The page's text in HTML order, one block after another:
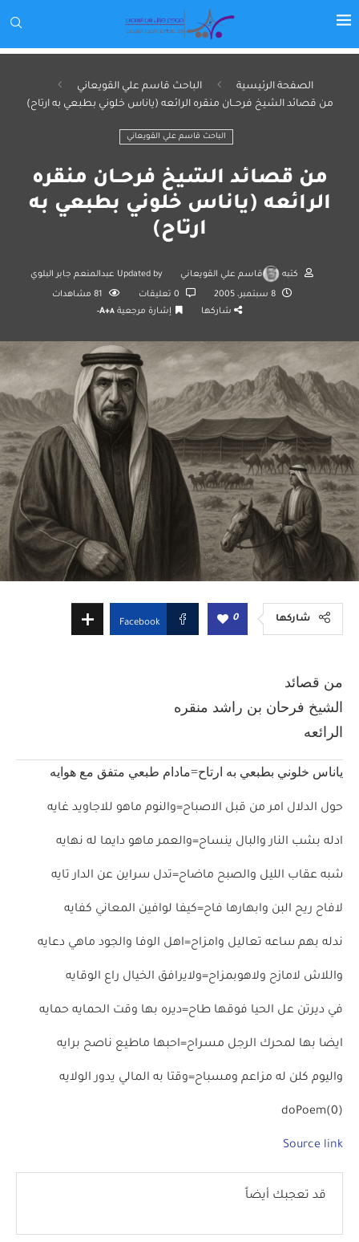
الصفحة الرئيسية
الباحث قاسم علي القويعاني
من قصائد الشيخ فرحــان منقره الرائعه (ياناس خلوني بطبعي به ارتاح)
الباحث قاسم علي القويعاني
من قصائد الشيخ فرحــان منقره
الرائعه (ياناس خلوني بطبعي به
ارتاح)
كتبه قاسم علي القويعاني Updated by عبدالمنعم جابر البلوي
8 سبتمبر، 2005 81 مشاهدات
شاركها
إشارة مرجعية A+A-
شاركها 0
Facebook
من قصائد
الشيخ فرحان بن راشد منقره
الرائعه
ياناس خلوني بطبعي به ارتاح=مادام طبعي متفق مع هوايه
حول الدلال امر من قبل الاصباح=والنوم ماهو للاجاويد غايه
ادله بشب النار والبال ينساح=والعمر ماهو دايما له نهايه
شبه عقاب الليل والصبح ماضاح=تدل سراين عن الدار تايه
لافاح ريح البن وابهارها فاح=كيفا لوافين المعاني كفايه
ندله بهم ساعه تعاليل وامزاح=اهل الوفا والجود ماهي دعايه
واللاش لامازح ولاهوبمزاح=ولايرافق الخيال راع الوقايه
في ديرتن عل الحيا فوقها طاح=ديره بها وقت الحمايه حمايه
ايضا بها لمحرك الرجل مسراح=احبها ماطيع ناصح برايه
واليوم كلن له مزاعم ومسباح=وقتا به المالي يدور الولايه
doPoem(0)
Source link
قد تعجبك أيضاً